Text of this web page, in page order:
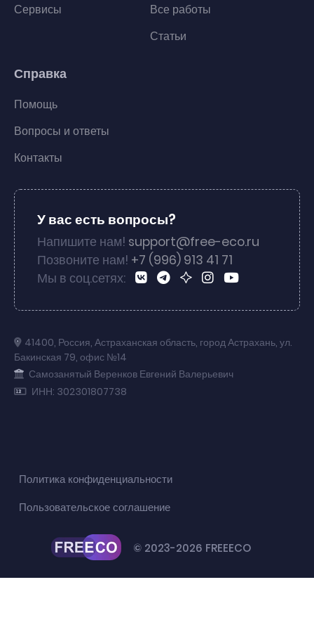
Сервисы
Все работы
Статьи
Справка
Помощь
Вопросы и ответы
Контакты
У вас есть вопросы?
Напишите нам! support@free-eco.ru
Позвоните нам! +7 (996) 913 41 71
Мы в соц.сетях:
41400, Россия, Астраханская область, город Астрахань, ул.
Бакинская 79, офис №14
Самозанятый Веренков Евгений Валерьевич
ИНН: 302301807738
© 2023-2026 FREEECO
Политика конфиденциальности
Пользовательское соглашение